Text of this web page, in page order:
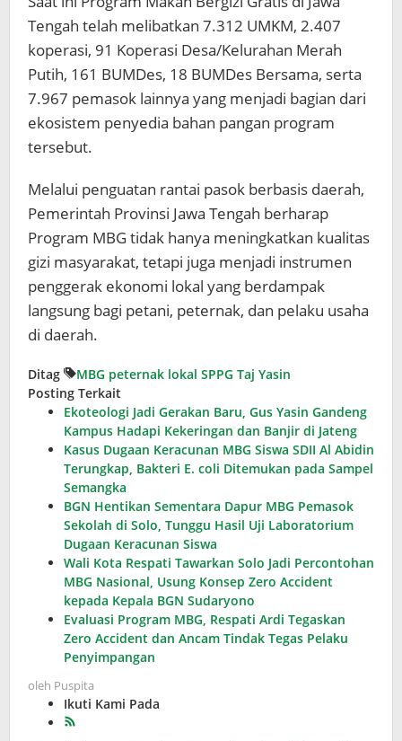
Tengah telah melibatkan 7.312 UMKM, 2.407
koperasi, 91 Koperasi Desa/Kelurahan Merah
Putih, 161 BUMDes, 18 BUMDes Bersama, serta
7.967 pemasok lainnya yang menjadi bagian dari
ekosistem penyedia bahan pangan program
tersebut.
Melalui penguatan rantai pasok berbasis daerah,
Pemerintah Provinsi Jawa Tengah berharap
Program MBG tidak hanya meningkatkan kualitas
gizi masyarakat, tetapi juga menjadi instrumen
penggerak ekonomi lokal yang berdampak
langsung bagi petani, peternak, dan pelaku usaha
di daerah.
Ditag MBG peternak lokal SPPG Taj Yasin
Posting Terkait
Ekoteologi Jadi Gerakan Baru, Gus Yasin Gandeng
Kampus Hadapi Kekeringan dan Banjir di Jateng
Kasus Dugaan Keracunan MBG Siswa SDII Al Abidin
Terungkap, Bakteri E. coli Ditemukan pada Sampel
Semangka
BGN Hentikan Sementara Dapur MBG Pemasok
Sekolah di Solo, Tunggu Hasil Uji Laboratorium
Dugaan Keracunan Siswa
Wali Kota Respati Tawarkan Solo Jadi Percontohan
MBG Nasional, Usung Konsep Zero Accident
kepada Kepala BGN Sudaryono
Evaluasi Program MBG, Respati Ardi Tegaskan
Zero Accident dan Ancam Tindak Tegas Pelaku
Penyimpangan
oleh Puspita
Ikuti Kami Pada